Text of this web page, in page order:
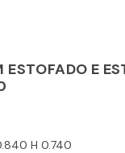
E
H 0.740